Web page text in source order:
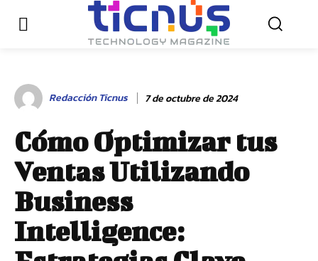
Redacción Ticnus 7 de octubre de 2024
Cómo Optimizar tus
Ventas Utilizando
Business
Intelligence: